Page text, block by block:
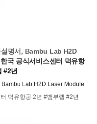
명서, Bambu Lab H2D
국 공식서비스센터 덕유항
#2년
Lab H2D Laser Module
덕유항공 2년 #뱀부랩 #2년